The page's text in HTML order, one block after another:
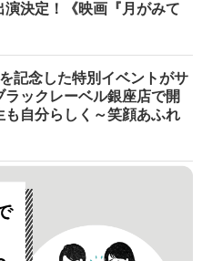
演決定！《映画『月がみて
記念した特別イベントがサ
ラックレーベル銀座店で開
自分らしく～笑顔あふれ